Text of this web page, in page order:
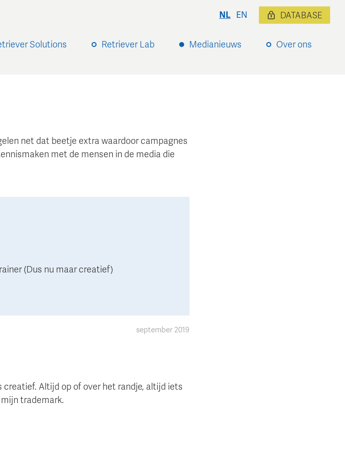
Solutions Retriever Lab Medianieuws Over ons
NL EN DATABASE
net dat beetje extra waardoor campagnes
met de mensen in de media die
(Dus nu maar creatief)
september 2019
Altijd op of over het randje, altijd iets
trademark.